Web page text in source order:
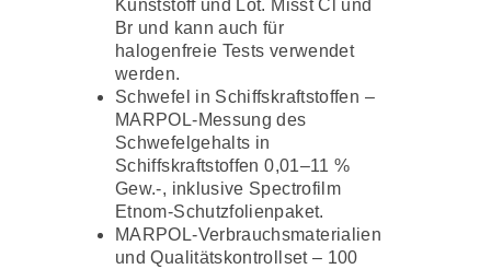
Kunststoff und Lot. Misst Cl und
Br und kann auch für
halogenfreie Tests verwendet
werden.
Schwefel in Schiffskraftstoffen –
MARPOL-Messung des
Schwefelgehalts in
Schiffskraftstoffen 0,01–11 %
Gew.-, inklusive Spectrofilm
Etnom-Schutzfolienpaket.
MARPOL-Verbrauchsmaterialien
und Qualitätskontrollset – 100